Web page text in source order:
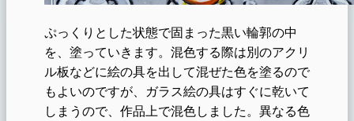
ぷっくりとした状態で固まった黒い輪郭の中
を、塗っていきます。混色する際は別のアクリ
ル板などに絵の具を出して混ぜた色を塗るので
もよいのですが、ガラス絵の具はすぐに乾いて
しまうので、作品上で混色しました。異なる色